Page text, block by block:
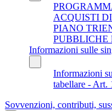
ACQUISTI
PIANO
PUBBLICHE
Informazioni sulle
Informazioni
tabellare - Art.
Sovvenzioni, contributi,